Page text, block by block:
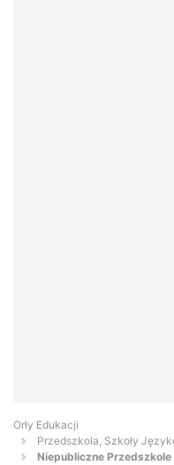
Orły Edukacji
Przedszkola, Szkoły
Niepubliczne